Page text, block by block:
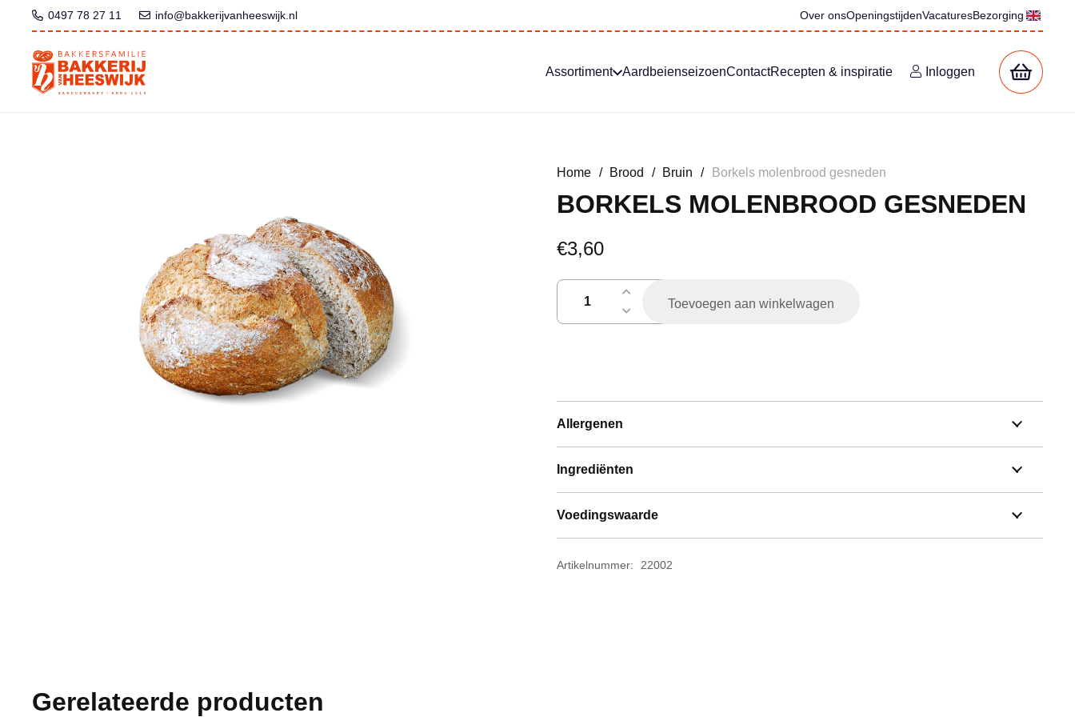
0497 78 27 11 info@bakkerijvanheeswijk.nl Over onsOpeningstijdenVacaturesBezorging
Assortiment AardbeienseizoenContactRecepten & inspiratie Inloggen
Home / Brood / Bruin / Borkels molenbrood gesneden
BORKELS MOLENBROOD GESNEDEN
€3,60
molenbrood
Toevoegen aan winkelwagen
Allergenen
Ingrediënten
Voedingswaarde
Artikelnummer: 22002
Gerelateerde producten